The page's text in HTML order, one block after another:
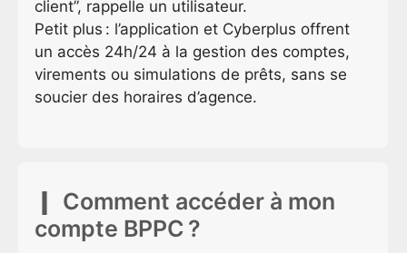
client”, rappelle un utilisateur.
Petit plus : l’application et Cyberplus offrent
un accès 24h/24 à la gestion des comptes,
virements ou simulations de prêts, sans se
soucier des horaires d’agence.
Comment accéder à mon
compte BPPC ?